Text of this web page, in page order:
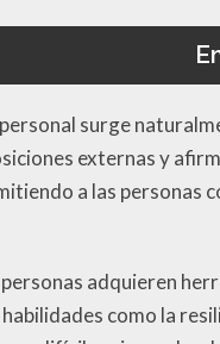
surge
externas y
a las personas
adquieren
como la